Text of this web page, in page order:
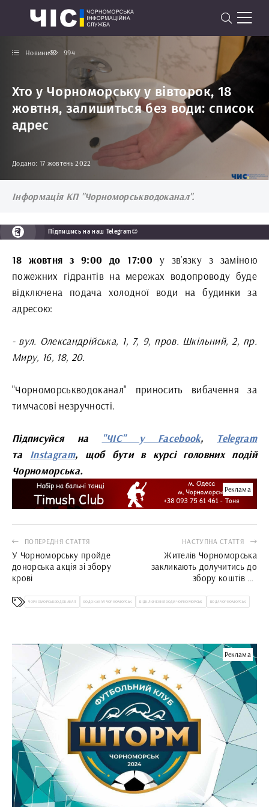
Новини 994
Хто у Чорноморську у вівторок, 18
жовтня, залишиться без води: список
адрес
Додано: 17 жовтень 2022
Інформація КП "Чорноморськводоканал".
Підпишись на наш Telegram😉
18 жовтня з 9:00 до 17:00 у зв’язку з заміною
пожежних гідрантів на мережах водопроводу буде
відключена подача холодної води на будинки за
адресою:
- вул. Олександрійська, 1, 7, 9, пров. Шкільний, 2, пр.
Миру, 16, 18, 20.
"Чорноморськводоканал" приносить вибачення за
тимчасові незручності.
Підписуйся на "ЧІС" у Facebook,
Telegram
та
Instagram, щоб бути в курсі головних подій
Чорноморська.
Реклама
ПОПЕРЕДНЯ СТАТТЯ
У Чорноморську пройде
донорська акція зі збору
крові
НАСТУПНА СТАТТЯ
Жителів Чорноморська
закликають долучитись до
збору коштів на
Оксани Загорулько
ЧОРНОМОРСЬКВОДОКАНАЛ ВОДОКАНАЛ ЧОРНОМОРСЬК ВІДКЛЮЧЕННЯ ВОДИ ЧОРНОМОРСЬК ВОДА ЧОРНОМОРСЬК
Реклама